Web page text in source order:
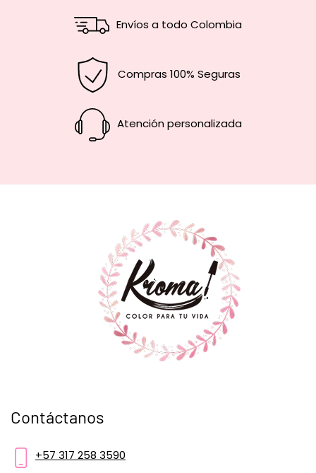
Envíos a todo Colombia
Compras 100% Seguras
Atención personalizada
Contáctanos
+57 317 258 3590